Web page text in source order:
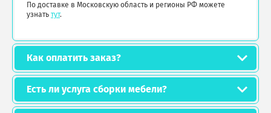
По доставке в Московскую область и регионы РФ можете
узнать тут.
Как оплатить заказ?
Есть ли услуга сборки мебели?